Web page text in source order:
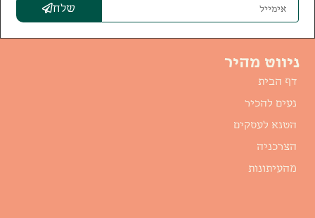
שלח
ניווט מהיר
דף הבית
נעים להכיר
הטנא לעסקים
הצרכניה
מהעיתונות